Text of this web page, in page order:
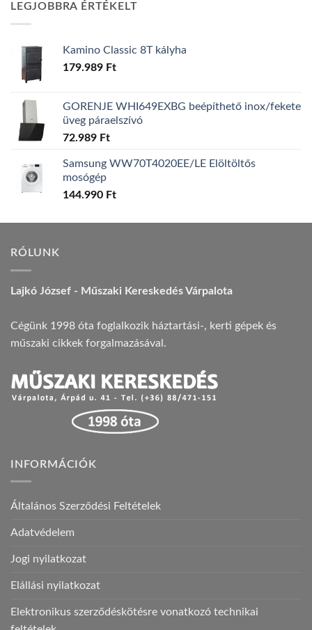
157.990 Ft.
LEGJOBBRA ÉRTÉKELT
Kamino Classic 8T kályha
179.989 Ft
GORENJE WHI649EXBG beépíthető inox/fekete
üveg páraelszívó
72.989 Ft
Samsung WW70T4020EE/LE Elöltöltős
mosógép
144.990 Ft
RÓLUNK
Lajkó József - Műszaki Kereskedés Várpalota
Cégünk 1998 óta foglalkozik háztartási-, kerti gépek és
műszaki cikkek forgalmazásával.
INFORMÁCIÓK
Általános Szerződési Feltételek
Adatvédelem
Jogi nyilatkozat
Elállási nyilatkozat
Elektronikus szerződéskötésre vonatkozó technikai